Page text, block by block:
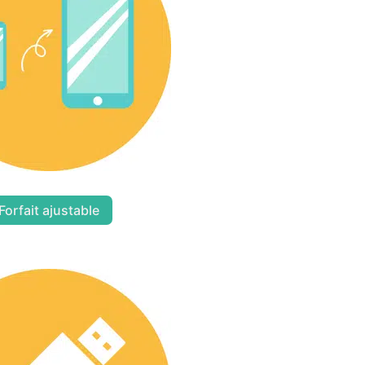
ajustable